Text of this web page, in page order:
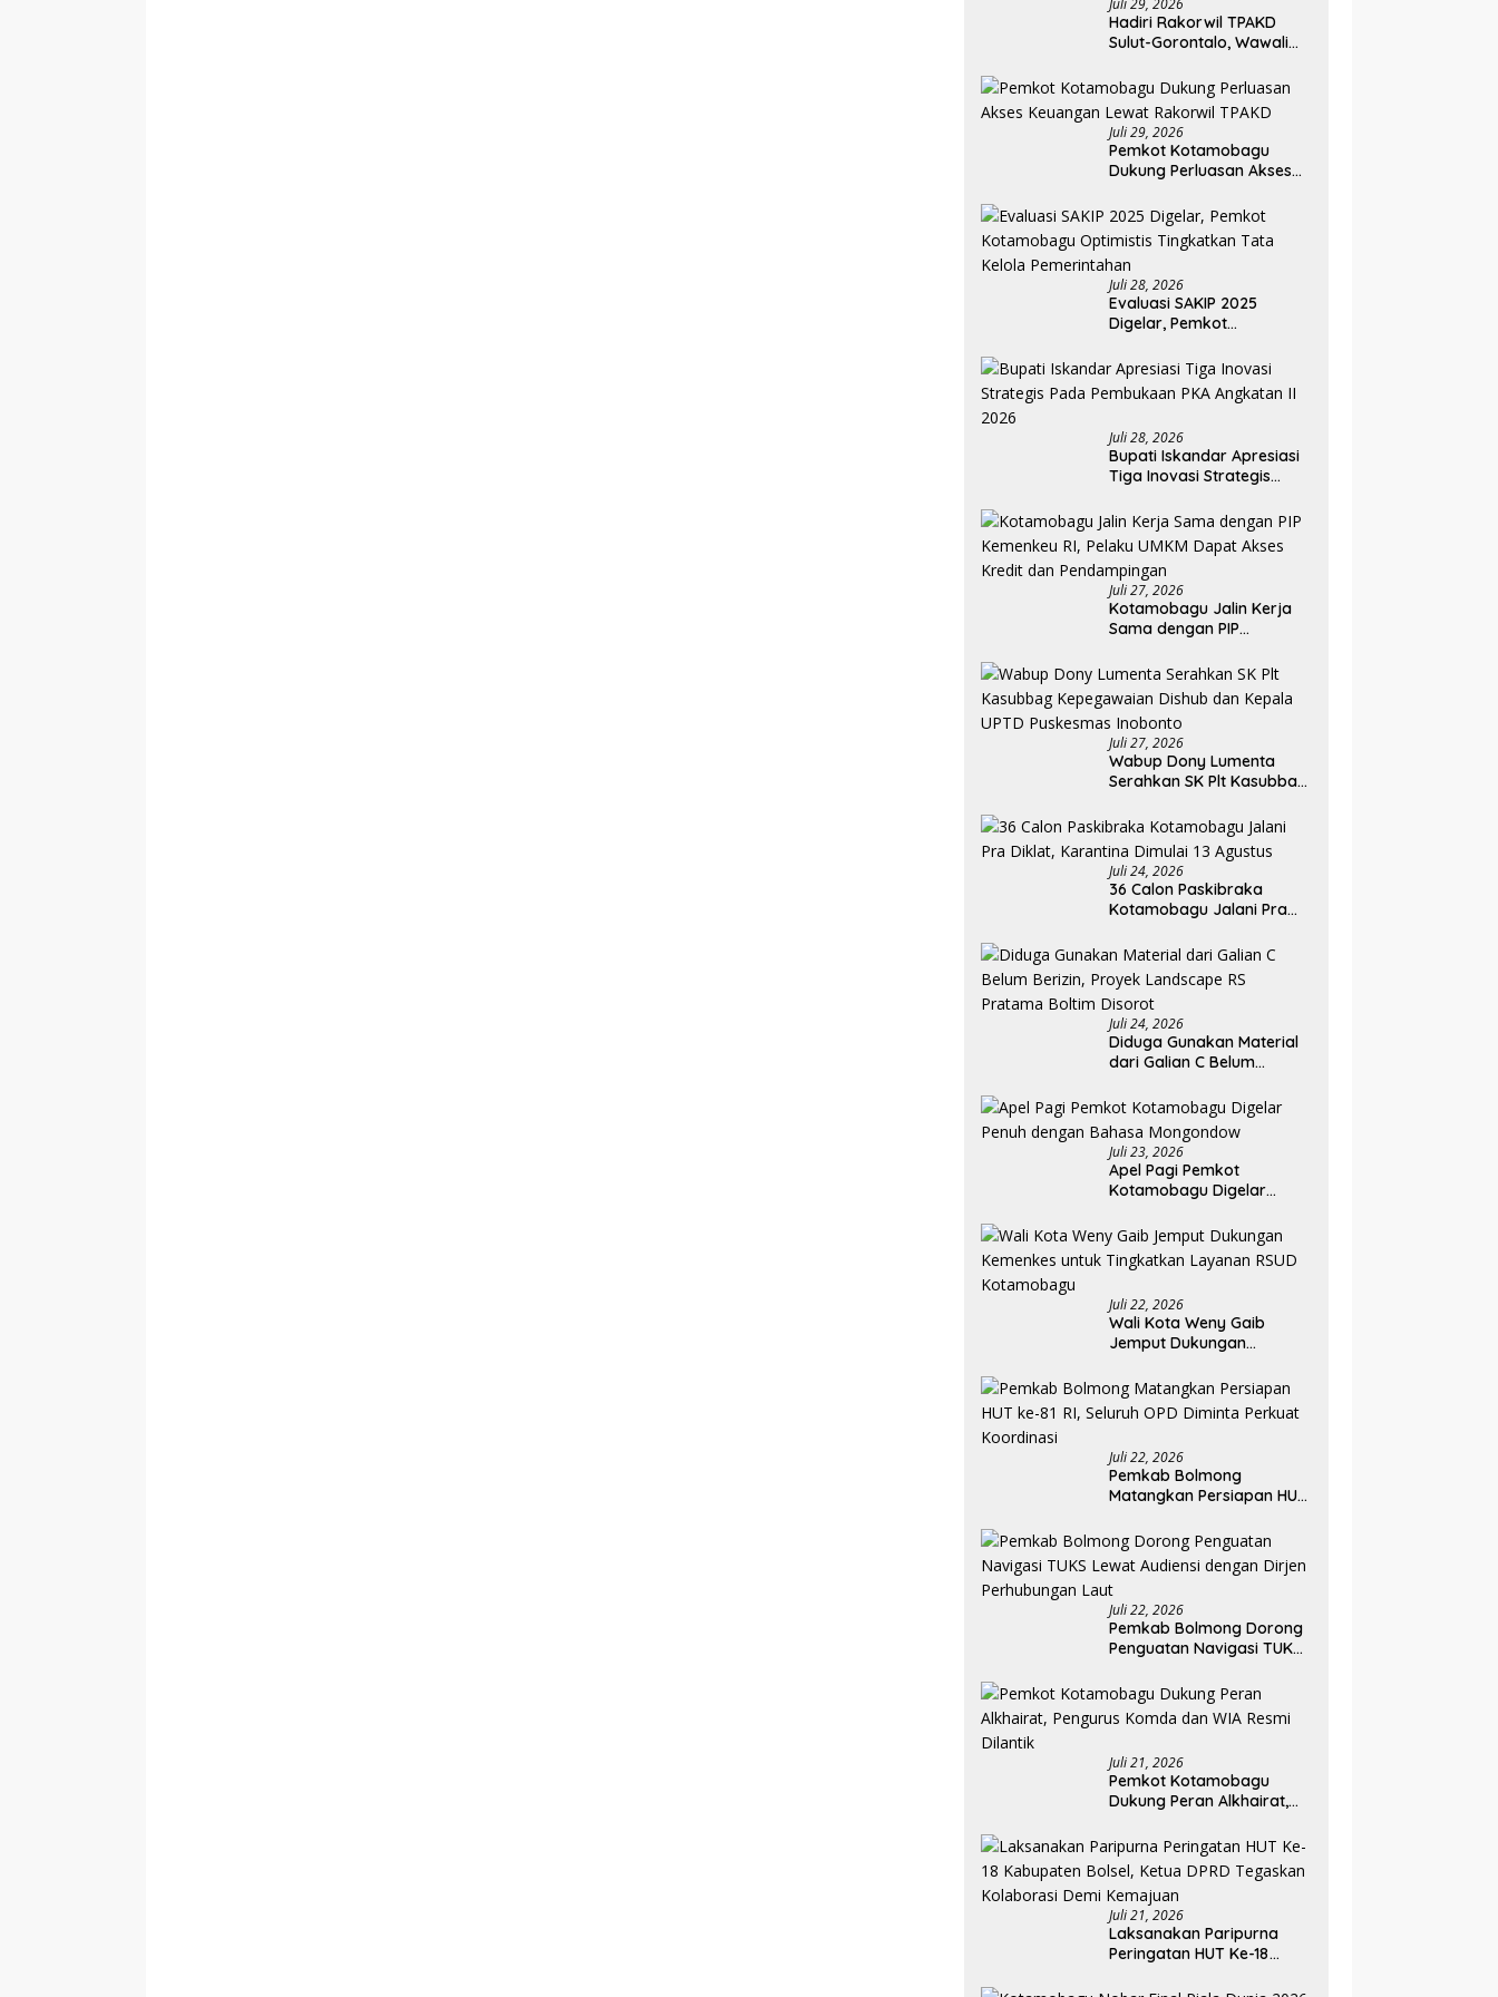
Juli 29, 2026
Hadiri Rakorwil TPAKD
Sulut-Gorontalo, Wawali
Keuangan dan
Pembiayaan UMKM
Juli 29, 2026
Pemkot Kotamobagu
Dukung Perluasan Akses
TPAKD
Juli 28, 2026
Evaluasi SAKIP 2025
Digelar, Pemkot
Tingkatkan Tata Kelola
Pemerintahan
Juli 28, 2026
Bupati Iskandar Apresiasi
Tiga Inovasi Strategis
Angkatan II 2026
Juli 27, 2026
Kotamobagu Jalin Kerja
Sama dengan PIP
Dapat Akses Kredit dan
Pendampingan
Juli 27, 2026
Wabup Dony Lumenta
Serahkan SK Plt Kasubbag
Kepala UPTD Puskesmas
Inobonto
Juli 24, 2026
36 Calon Paskibraka
Kotamobagu Jalani Pra
Agustus
Juli 24, 2026
Diduga Gunakan Material
dari Galian C Belum
RS Pratama Boltim Disorot
Juli 23, 2026
Apel Pagi Pemkot
Kotamobagu Digelar
Mongondow
Juli 22, 2026
Wali Kota Weny Gaib
Jemput Dukungan
Tingkatkan Layanan RSUD
Kotamobagu
Juli 22, 2026
Pemkab Bolmong
Matangkan Persiapan HUT
Diminta Perkuat
Koordinasi
Juli 22, 2026
Pemkab Bolmong Dorong
Penguatan Navigasi TUKS
Dirjen Perhubungan Laut
Juli 21, 2026
Pemkot Kotamobagu
Dukung Peran Alkhairat,
Resmi Dilantik
Juli 21, 2026
Laksanakan Paripurna
Peringatan HUT Ke-18